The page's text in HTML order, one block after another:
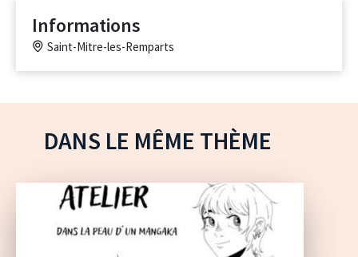
Informations
Saint-Mitre-les-Remparts
DANS LE MÊME THÈME